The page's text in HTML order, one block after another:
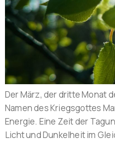
Der März, der dritte Monat
Namen des Kriegsgottes
Energie. Eine Zeit der
Licht und Dunkelheit im